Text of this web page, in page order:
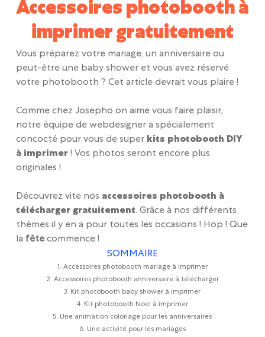
Accessoires photobooth à
imprimer gratuitement
Vous préparez votre mariage, un anniversaire ou
peut-être une baby shower et vous avez réservé
votre photobooth ? Cet article devrait vous plaire !
Comme chez Josepho on aime vous faire plaisir,
notre équipe de webdesigner a spécialement
concocté pour vous de super kits photobooth DIY
à imprimer ! Vos photos seront encore plus
originales !
Découvrez vite nos accessoires photobooth à
télécharger gratuitement. Grâce à nos différents
thèmes il y en a pour toutes les occasions ! Hop ! Que
la fêtecommence !
SOMMAIRE
1. Accessoires photobooth mariage à imprimer
2. Accessoires photobooth anniversaire à télécharger
3. Kit photobooth baby shower à imprimer
4. Kit photobooth Noel à imprimer
5. Une animation coloriage pour les anniversaires
6. Une activité pour les mariages